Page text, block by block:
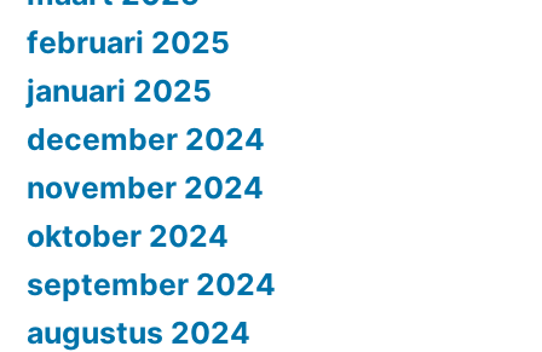
februari 2025
januari 2025
december 2024
november 2024
oktober 2024
september 2024
augustus 2024